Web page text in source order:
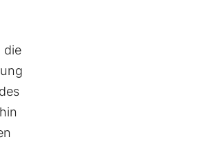
die